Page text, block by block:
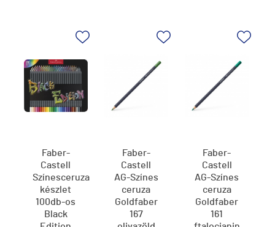
Faber-
Castell
Színesceruza
készlet
100db-os
Black
Faber-
Castell
AG-Színes
ceruza
Goldfaber
167
Faber-
Castell
AG-Színes
ceruza
Goldfaber
161